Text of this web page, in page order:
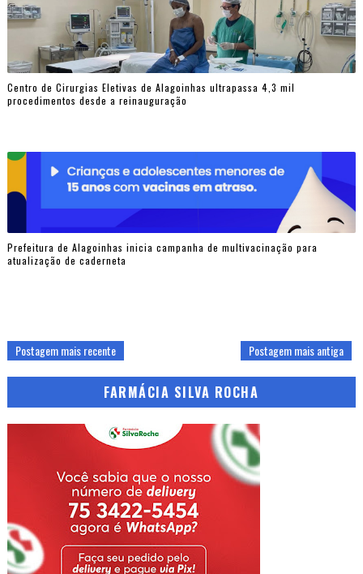
Centro de Cirurgias Eletivas de Alagoinhas ultrapassa 4,3 mil
procedimentos desde a reinauguração
Prefeitura de Alagoinhas inicia campanha de multivacinação para
atualização de caderneta
Postagem mais recente Postagem mais antiga
FARMÁCIA SILVA ROCHA